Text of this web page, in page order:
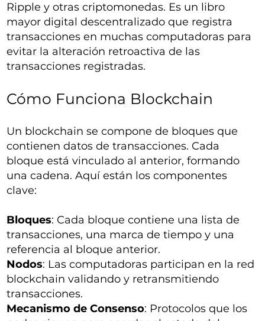
Ripple y otras criptomonedas. Es un libro
mayor digital descentralizado que registra
transacciones en muchas computadoras para
evitar la alteración retroactiva de las
transacciones registradas.
Cómo Funciona Blockchain
Un blockchain se compone de bloques que
contienen datos de transacciones. Cada
bloque está vinculado al anterior, formando
una cadena. Aquí están los componentes
clave:
Bloques: Cada bloque contiene una lista de
transacciones, una marca de tiempo y una
referencia al bloque anterior.
Nodos: Las computadoras participan en la red
blockchain validando y retransmitiendo
transacciones.
Mecanismo de Consenso: Protocolos que los